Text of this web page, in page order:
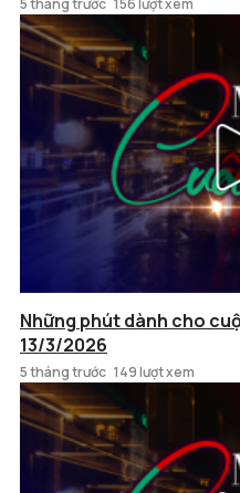
5 tháng trước 156 lượt xem
Những phút dành cho
13/3/2026
5 tháng trước 149 lượt xem